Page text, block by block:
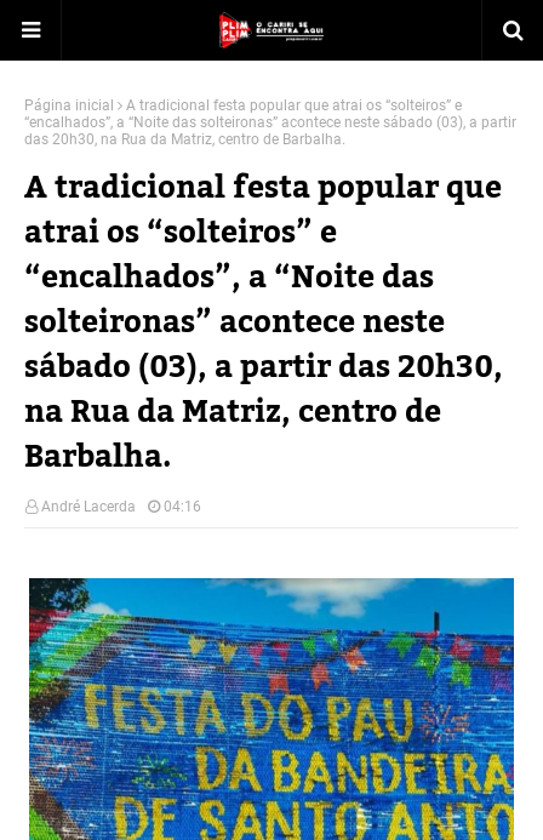
Página inicial
A tradicional festa popular que atrai os “solteiros” e
“encalhados”, a “Noite das solteironas” acontece neste sábado (03), a partir
das 20h30, na Rua da Matriz, centro de Barbalha.
A tradicional festa popular que
atrai os “solteiros” e
“encalhados”, a “Noite das
solteironas” acontece neste
sábado (03), a partir das 20h30,
na Rua da Matriz, centro de
Barbalha.
André Lacerda 04:16